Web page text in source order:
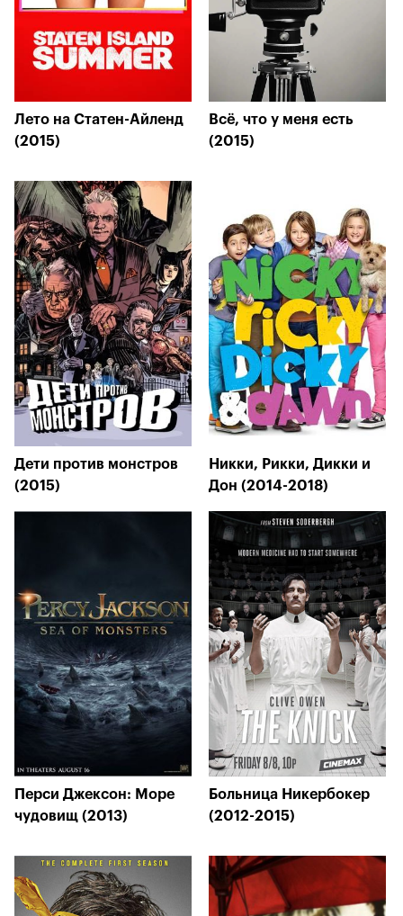
Лето на Статен-Айленд
(2015)
Всё, что у меня есть
(2015)
Дети против монстров
(2015)
Никки, Рикки, Дикки и
Дон (2014-2018)
Перси Джексон: Море
чудовищ (2013)
Больница Никербокер
(2012-2015)